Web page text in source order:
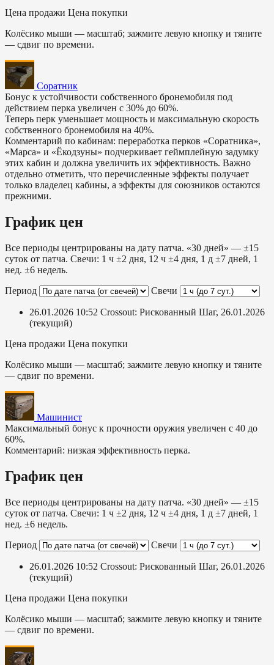
Цена продажи Цена покупки
Колёсико мыши — масштаб; зажмите левую кнопку и тяните
— сдвиг по времени.
Соратник
Бонус к устойчивости собственного бронемобиля под
действием перка увеличен с 30% до 60%.
Теперь перк уменьшает мощность и максимальную скорость
собственного бронемобиля на 40%.
Комментарий по кабинам: переработка перков «Соратника»,
«Марса» и «Ёкодзуны» подчеркивает геймплейную задумку
этих кабин и должна увеличить их эффективность. Важно
отдельно отметить, что перечисленные эффекты получает
только владелец кабины, а эффекты для союзников остаются
прежними.
График цен
Все периоды центрированы на дату патча. «30 дней» — ±15
суток от патча. Свечи: 1 ч ±2 дня, 12 ч ±4 дня, 1 д ±7 дней, 1
нед. ±6 недель.
Период
Свечи
26.01.2026 10:52 Crossout: Рискованный Шаг, 26.01.2026
(текущий)
Цена продажи Цена покупки
Колёсико мыши — масштаб; зажмите левую кнопку и тяните
— сдвиг по времени.
Машинист
Максимальный бонус к прочности оружия увеличен с 40 до
60%.
Комментарий: низкая эффективность перка.
График цен
Все периоды центрированы на дату патча. «30 дней» — ±15
суток от патча. Свечи: 1 ч ±2 дня, 12 ч ±4 дня, 1 д ±7 дней, 1
нед. ±6 недель.
Период
Свечи
26.01.2026 10:52 Crossout: Рискованный Шаг, 26.01.2026
(текущий)
Цена продажи Цена покупки
Колёсико мыши — масштаб; зажмите левую кнопку и тяните
— сдвиг по времени.